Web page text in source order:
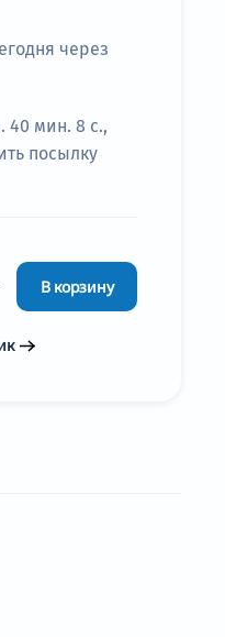
через
40 мин. 8 с.,
посылку
В корзину